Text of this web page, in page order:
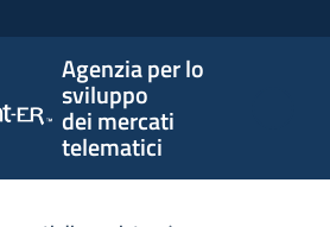
Agenzia per lo
sviluppo
dei mercati
telematici
lo